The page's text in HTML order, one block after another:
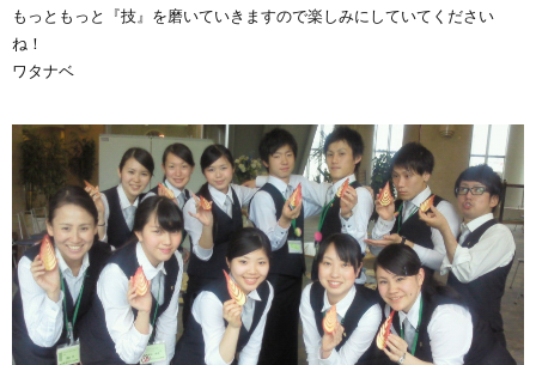
もっともっと『技』を磨いていきますので楽しみにしていてください
ね！
ワタナベ